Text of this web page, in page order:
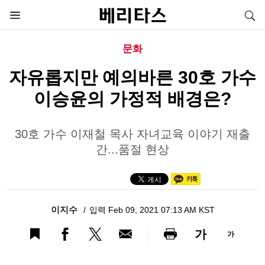
문화
자유롭지만 예의바른 30호 가수
이승윤의 가정적 배경은?
30호 가수 이재철 목사 자녀교육 이야기 재출
간...품절 현상
이지수 입력 Feb 09, 2021 07:13 AM KST
가 가